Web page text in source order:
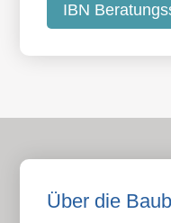
IBN
Über die